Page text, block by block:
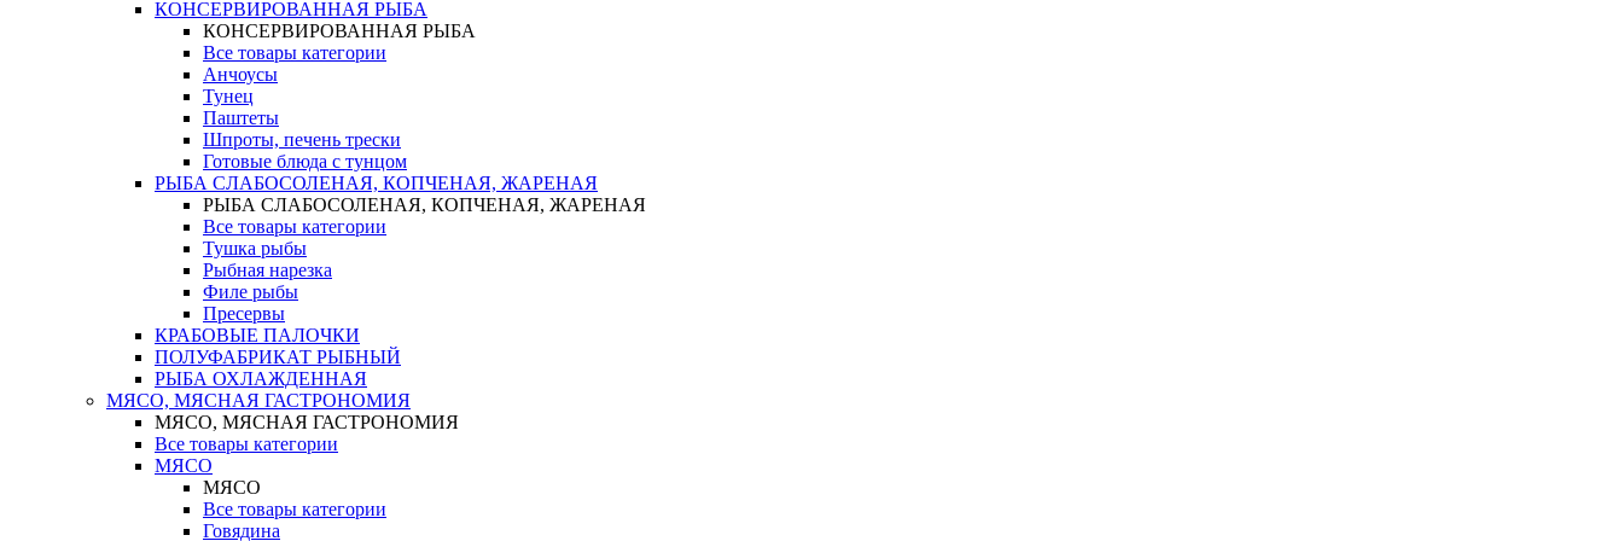
КОНСЕРВИРОВАННАЯ РЫБА
КОНСЕРВИРОВАННАЯ РЫБА
Все товары категории
Анчоусы
Тунец
Паштеты
Шпроты, печень трески
Готовые блюда с тунцом
РЫБА СЛАБОСОЛЕНАЯ, КОПЧЕНАЯ, ЖАРЕНАЯ
РЫБА СЛАБОСОЛЕНАЯ, КОПЧЕНАЯ, ЖАРЕНАЯ
Все товары категории
Тушка рыбы
Рыбная нарезка
Филе рыбы
Пресервы
КРАБОВЫЕ ПАЛОЧКИ
ПОЛУФАБРИКАТ РЫБНЫЙ
РЫБА ОХЛАЖДЕННАЯ
МЯСО, МЯСНАЯ ГАСТРОНОМИЯ
МЯСО, МЯСНАЯ ГАСТРОНОМИЯ
Все товары категории
МЯСО
МЯСО
Все товары категории
Говядина